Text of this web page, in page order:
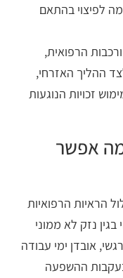
לפיצוי בהתאם
הרפואית,
ההליך האזרחי,
זכויות הנוגעות
אפשר
הראיות הרפואיות
בגין נזק לא ממוני
אובדן ימי עבודה
ההשפעה